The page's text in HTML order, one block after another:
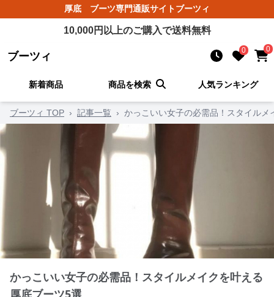
厚底 ブーツ専門通販サイトブーツィ
10,000円以上のご購入で送料無料
ブーツィ 0 0
新着商品 商品を検索 人気ランキング
ブーツィ TOP › 記事一覧 › かっこいい女子の必需品！スタイルメ
かっこいい女子の必需品！スタイルメイクを叶える
厚底ブーツ5選